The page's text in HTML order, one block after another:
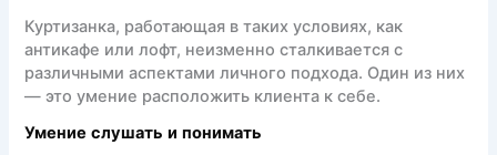
Куртизанка, работающая в таких условиях, как
антикафе или лофт, неизменно сталкивается с
различными аспектами личного подхода. Один из них
— это умение расположить клиента к себе.
Умение слушать и понимать